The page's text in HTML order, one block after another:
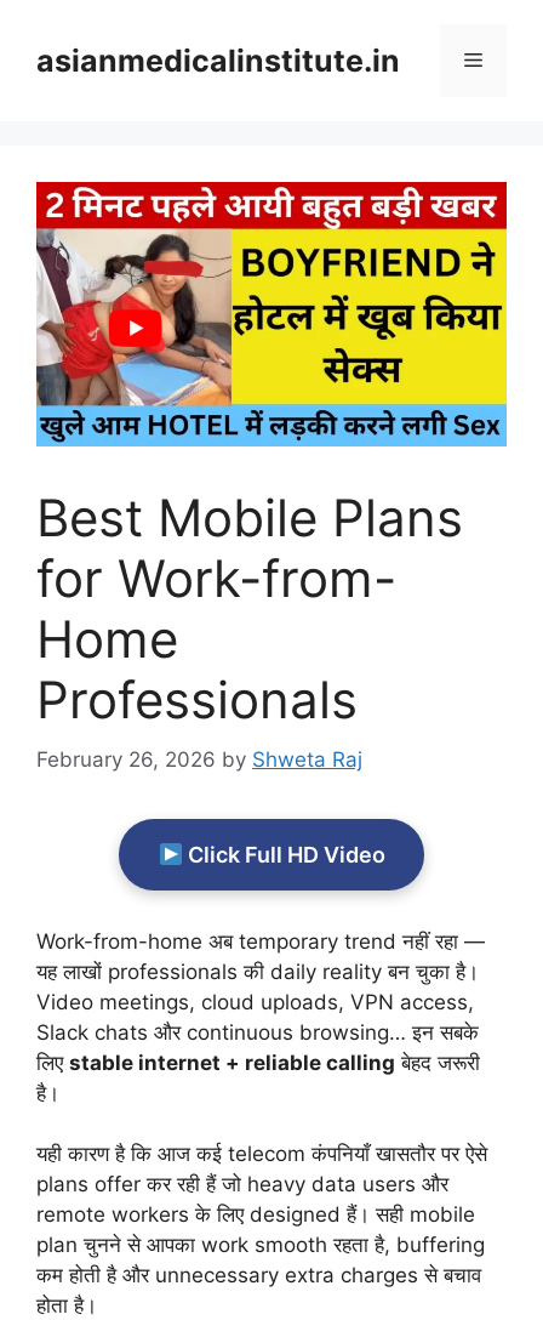
contentasianmedicalinstitute.in Menu
Best Mobile Plans
for Work-from-
Home
Professionals
February 26, 2026 by Shweta Raj
Click Full HD Video
Work-from-home अब temporary trend नहीं रहा —
यह लाखों professionals की daily reality बन चुका है।
Video meetings, cloud uploads, VPN access,
Slack chats और continuous browsing… इन सबके
लिए stable internet + reliable calling बेहद जरूरी
है।
यही कारण है कि आज कई telecom कंपनियाँ खासतौर पर ऐसे
plans offer कर रही हैं जो heavy data users और
remote workers के लिए designed हैं। सही mobile
plan चुनने से आपका work smooth रहता है, buffering
कम होती है और unnecessary extra charges से बचाव
होता है।